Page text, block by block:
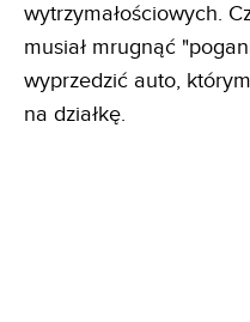
wytrzymałościowych.
musiał mrugnąć
wyprzedzić auto,
na działkę.